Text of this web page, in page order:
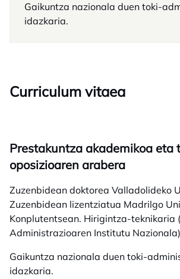
Gaikuntza nazionala duen toki-
idazkaria.
Curriculum vitaea
Prestakuntza akademikoa eta
oposizioaren arabera
Zuzenbidean doktorea Valladolideko
Zuzenbidean lizentziatua Madrilgo
Konplutentsean. Hirigintza-teknikaria
Administrazioaren Institutu
Gaikuntza nazionala duen toki-
idazkaria.